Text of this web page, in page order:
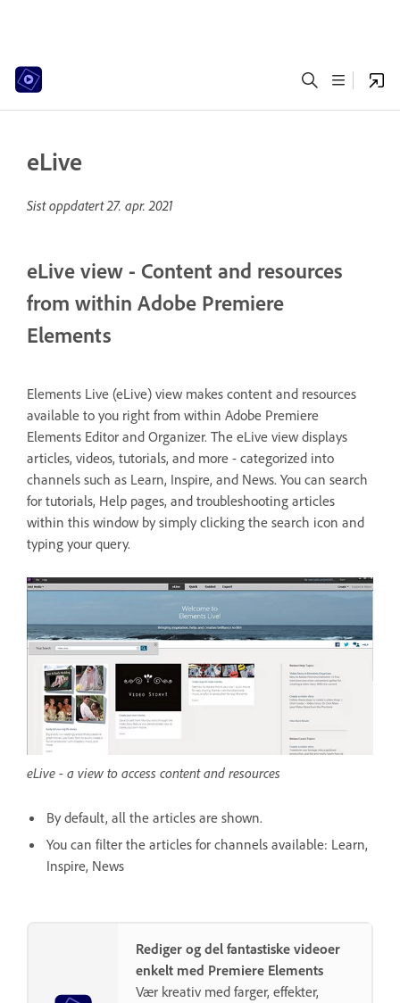
eLive
Sist oppdatert27. apr. 2021
eLive view - Content and resources
from within Adobe Premiere
Elements
Elements Live (eLive) view makes content and resources
available to you right from within Adobe Premiere
Elements Editor and Organizer. The eLive view displays
articles, videos, tutorials, and more - categorized into
channels such as Learn, Inspire, and News. You can search
for tutorials, Help pages, and troubleshooting articles
within this window by simply clicking the search icon and
typing your query.
eLive - a view to access content and resources
By default, all the articles are shown.
You can filter the articles for channels available: Learn,
Inspire, News
Rediger og del fantastiske videoer
enkelt med Premiere Elements
Vær kreativ med farger, effekter,